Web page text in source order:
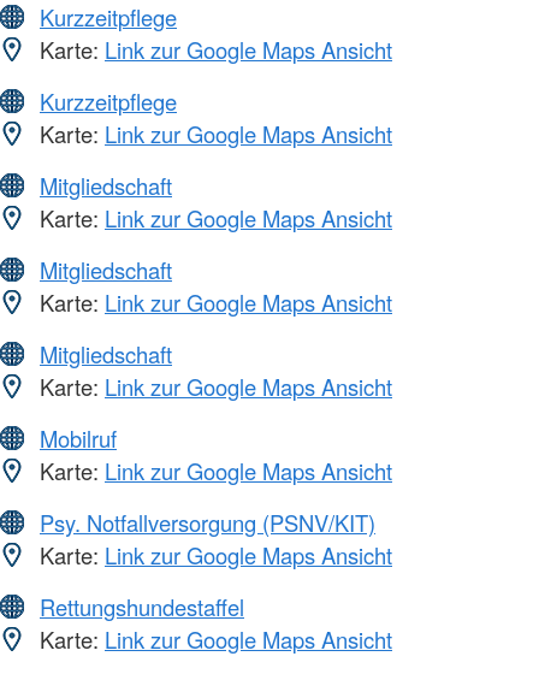
Kurzzeitpflege
Karte: Link zur Google Maps Ansicht
Kurzzeitpflege
Karte: Link zur Google Maps Ansicht
Mitgliedschaft
Karte: Link zur Google Maps Ansicht
Mitgliedschaft
Karte: Link zur Google Maps Ansicht
Mitgliedschaft
Karte: Link zur Google Maps Ansicht
Mobilruf
Karte: Link zur Google Maps Ansicht
Psy. Notfallversorgung (PSNV/KIT)
Karte: Link zur Google Maps Ansicht
Rettungshundestaffel
Karte: Link zur Google Maps Ansicht